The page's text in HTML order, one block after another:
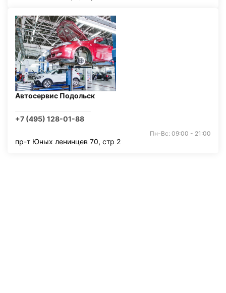
Автосервис Подольск
+7 (495) 128-01-88
Пн-Вс: 09:00 - 21:00
пр-т Юных ленинцев 70, стр 2